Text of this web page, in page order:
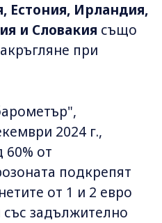
Естония, Ирландия,
и Словакия също
при
2024 г.,
60% от
подкрепят
от 1 и 2 евро
задължително